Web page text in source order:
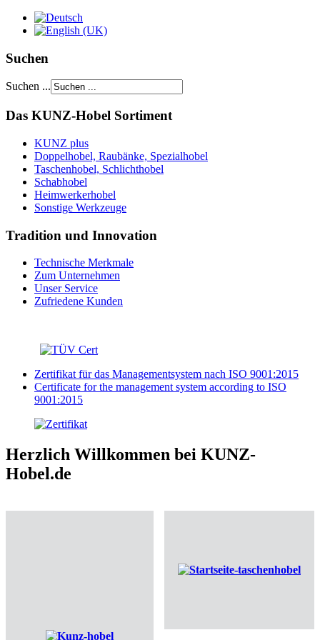
Suchen
Suchen ...
Das KUNZ-Hobel Sortiment
KUNZ plus
Doppelhobel, Raubänke, Spezialhobel
Taschenhobel, Schlichthobel
Schabhobel
Heimwerkerhobel
Sonstige Werkzeuge
Tradition und Innovation
Technische Merkmale
Zum Unternehmen
Unser Service
Zufriedene Kunden
Zertifikat für das Managementsystem nach ISO 9001:2015
Certificate for the management system according to ISO
9001:2015
Herzlich Willkommen bei KUNZ-
Hobel.de